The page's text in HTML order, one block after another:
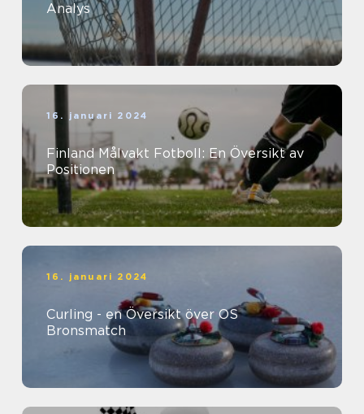
Analys
16. januari 2024
Finland Målvakt Fotboll: En Översikt av
Positionen
16. januari 2024
Curling - en Översikt över OS
Bronsmatch